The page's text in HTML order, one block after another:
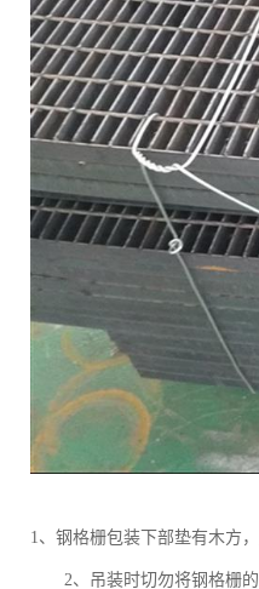
1、钢格栅包装下部垫有木方
2、吊装时切勿将钢格栅的